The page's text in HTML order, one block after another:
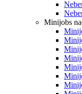
Minijobs